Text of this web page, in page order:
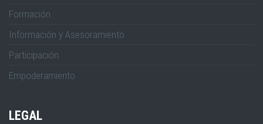
Formación
Información y Asesoramiento
Participación
Empoderamiento
LEGAL